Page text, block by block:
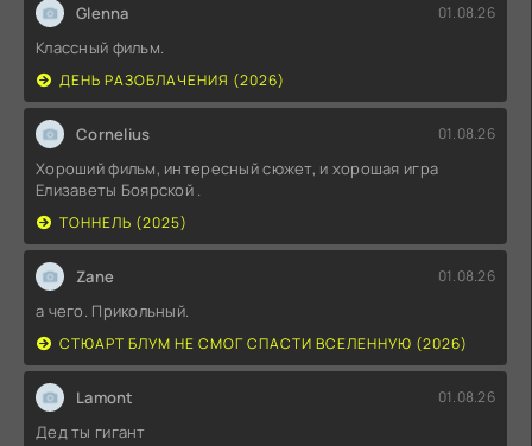
Glenna 01.08.26
Классный фильм.
ДЕНЬ РАЗОБЛАЧЕНИЯ (2026)
Cornelius 01.08.26
Хороший фильм, интересный сюжет, и хорошая игра
Елизаветы Боярской .
ТОННЕЛЬ (2025)
Zane 01.08.26
а чего. Прикольный.
СТЮАРТ БЛУМ НЕ СМОГ СПАСТИ ВСЕЛЕННУЮ (2026)
Lamont 01.08.26
Дед ты гигант